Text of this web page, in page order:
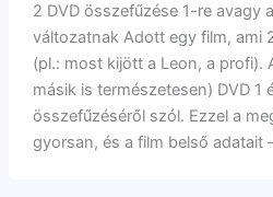
2 DVD összefűzése 1-re avagy
változatnak Adott egy film, ami
(pl.: most kijött a Leon, a profi).
másik is természetesen) DVD 1
összefűzéséről szól. Ezzel a
gyorsan, és a film belső adatait